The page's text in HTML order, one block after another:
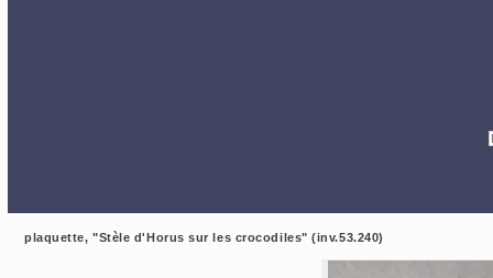
plaquette, "Stèle d'Horus sur les crocodiles" (inv.53.240)